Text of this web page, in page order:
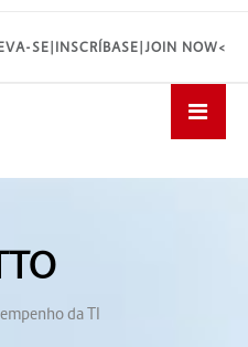
SE|INSCRÍBASE|JOIN NOW<
da TI